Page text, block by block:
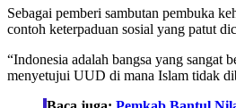
Sebagai pemberi sambutan pembuka
contoh keterpaduan sosial yang patut
“Indonesia adalah bangsa yang sangat
menyetujui UUD di mana Islam tidak